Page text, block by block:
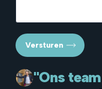
Versturen
"Ons